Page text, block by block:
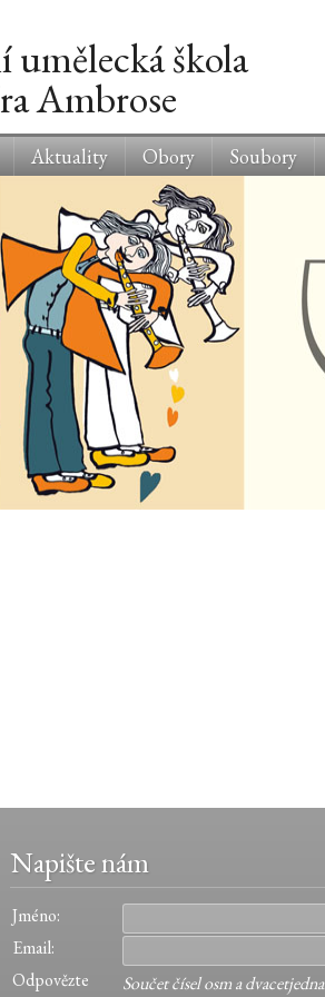
umělecká škola
Ambrose
Aktuality Obory Soubory
Napište nám
Jméno:
Email:
Odpovězte
Součet čísel osm a dvacetjedna